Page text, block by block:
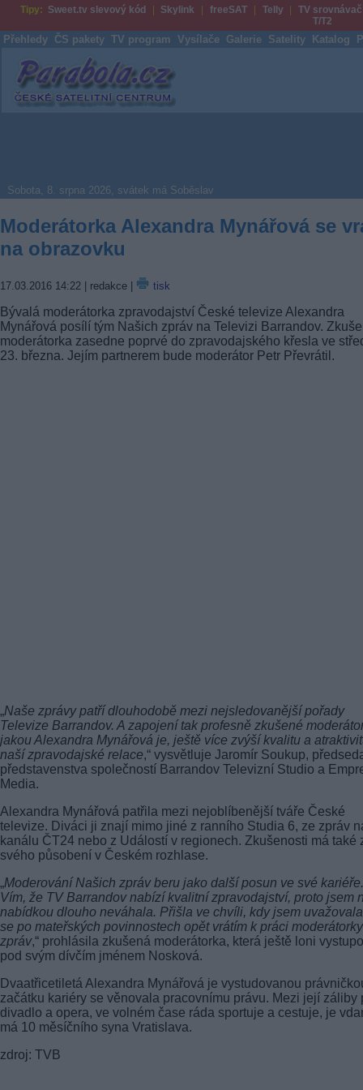
Tipy: Sweet.tv slevový kód Skylink freeSAT Telly
TV srovnávač
T/T2
Přehledy ČS pakety TV program Vysílače Galerie Satelity Katalog
Parabola.cz
Sobota, 8. srpna 2026, svátek má Soběslav
Moderátorka Alexandra Mynářová se
na obrazovku
17.03.2016 14:22 | redakce | tisk
Bývalá moderátorka zpravodajství České televize Alexandra
Mynářová posílí tým Našich zpráv na Televizi Barrandov.
moderátorka zasedne poprvé do zpravodajského křesla ve
23. března. Jejím partnerem bude moderátor Petr Převrátil.
„Naše zprávy patří dlouhodobě mezi nejsledovanější pořady
Televize Barrandov. A zapojení tak profesně zkušené
jakou Alexandra Mynářová je, ještě více zvýší kvalitu a
naší zpravodajské relace,“ vysvětluje Jaromír Soukup,
představenstva společností Barrandov Televizní Studio a
Media.
Alexandra Mynářová patřila mezi nejoblíbenější tváře České
televize. Diváci ji znají mimo jiné z ranního Studia 6, ze zpráv
kanálu ČT24 nebo z Událostí v regionech. Zkušenosti má také
svého působení v Českém rozhlase.
„Moderování Našich zpráv beru jako další posun ve své kariéře.
Vím, že TV Barrandov nabízí kvalitní zpravodajství, proto jsem
nabídkou dlouho neváhala. Přišla ve chvíli, kdy jsem
se po mateřských povinnostech opět vrátím k práci moderátorky
zpráv,“ prohlásila zkušená moderátorka, která ještě loni
pod svým dívčím jménem Nosková.
Dvaatřicetiletá Alexandra Mynářová je vystudovanou
začátku kariéry se věnovala pracovnímu právu. Mezi její záliby
divadlo a opera, ve volném čase ráda sportuje a cestuje, je
má 10 měsíčního syna Vratislava.
zdroj: TVB